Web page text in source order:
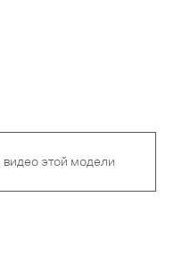
этой модели